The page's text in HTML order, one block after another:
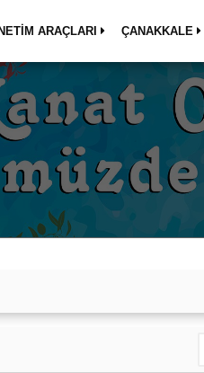
ARAÇLARI ÇANAKKALE